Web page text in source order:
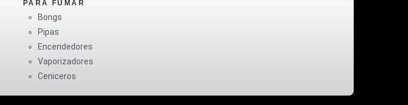
PARA FUMAR
Bongs
Pipas
Encendedores
Vaporizadores
Ceniceros